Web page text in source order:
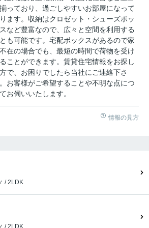
っており、過ごしやすいお部屋になって
ます。収納はクロゼット・シューズボッ
など豊富なので、広々と空間を利用する
も可能です。宅配ボックスがあるので家
在の場合でも、最短の時間で荷物を受け
ことができます。賃貸住宅情報をお探し
で、お困りでしたら当社にご連絡下さ
お客様がご希望することや不明な点につ
お伺いいたします。
情報の見方
/ 2LDK